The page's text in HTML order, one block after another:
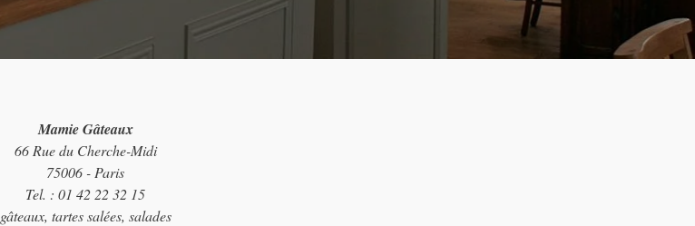
Mamie Gâteaux
66 Rue du Cherche-Midi
75006 - Paris
Tel. : 01 42 22 32 15
gâteaux, tartes salées, salades